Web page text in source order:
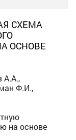
СХЕМА
ОСНОВЕ
А.А.,
Ф.И.,
на основе